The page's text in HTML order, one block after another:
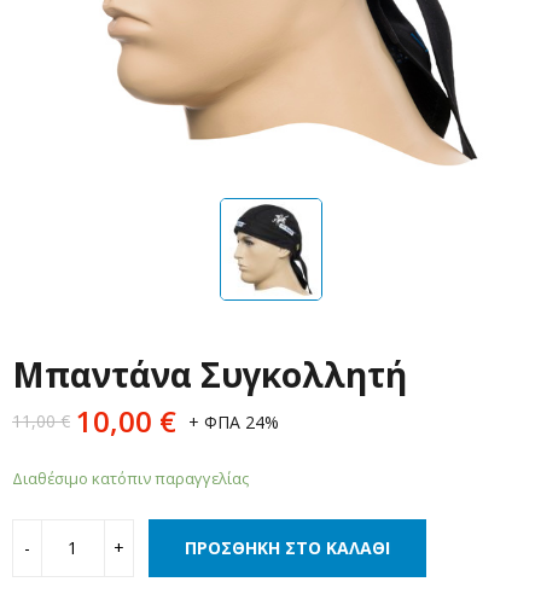
Μπαντάνα Συγκολλητή
11,00€ 10,00 € + ΦΠΑ 24%
Διαθέσιμο κατόπιν παραγγελίας
ΠΡΟΣΘΉΚΗ ΣΤΟ ΚΑΛΆΘΙ